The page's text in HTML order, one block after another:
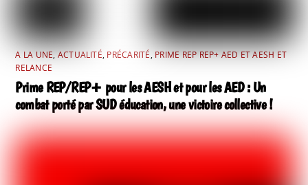
A LA UNE,ACTUALITÉ, PRÉCARITÉ, PRIME REP REP+ AED ET AESH ET
RELANCE
Prime REP/REP+ pour les AESH et pour les AED : Un
combat porté par SUD éducation, une victoire collective !